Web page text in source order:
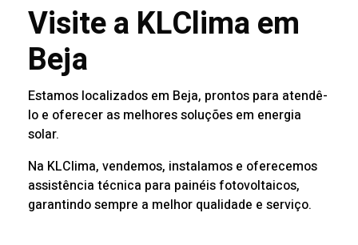
Visite a KLClima em
Beja
Estamos localizados em Beja, prontos para atendê-
lo e oferecer as melhores soluções em energia
solar.
Na KLClima, vendemos, instalamos e oferecemos
assistência técnica para painéis fotovoltaicos,
garantindo sempre a melhor qualidade e serviço.